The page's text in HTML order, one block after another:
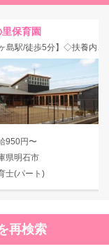
里保育園
【江井ヶ島駅/徒歩5分】◇扶養内勤務OK♪各種保険完備☆木造園舎のかわいい保育園◎
950円〜
県明石市
士(パート)
再検索